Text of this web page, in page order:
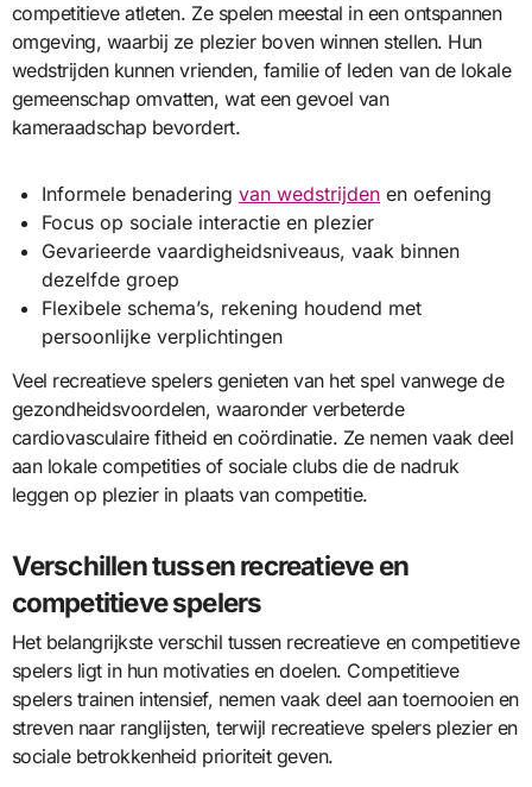
competitieve atleten. Ze spelen meestal in een ontspannen
omgeving, waarbij ze plezier boven winnen stellen. Hun
wedstrijden kunnen vrienden, familie of leden van de lokale
gemeenschap omvatten, wat een gevoel van
kameraadschap bevordert.
Informele benaderingvan wedstrijden en oefening
Focus op sociale interactie en plezier
Gevarieerde vaardigheidsniveaus, vaak binnen
dezelfde groep
Flexibele schema’s, rekening houdend met
persoonlijke verplichtingen
Veel recreatieve spelers genieten van het spel vanwege de
gezondheidsvoordelen, waaronder verbeterde
cardiovasculaire fitheid en coördinatie. Ze nemen vaak deel
aan lokale competities of sociale clubs die de nadruk
leggen op plezier in plaats van competitie.
Verschillen tussen recreatieve en
competitieve spelers
Het belangrijkste verschil tussen recreatieve en competitieve
spelers ligt in hun motivaties en doelen. Competitieve
spelers trainen intensief, nemen vaak deel aan toernooien en
streven naar ranglijsten, terwijl recreatieve spelers plezier en
sociale betrokkenheid prioriteit geven.